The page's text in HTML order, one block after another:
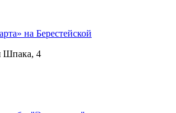
на Берестейской
Шпака, 4